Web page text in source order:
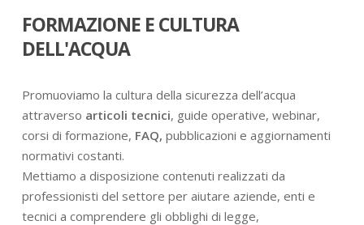
FORMAZIONE E CULTURA
DELL'ACQUA
Promuoviamo la cultura della sicurezza dell’acqua
attraverso articoli tecnici, guide operative, webinar,
corsi di formazione, FAQ, pubblicazioni e aggiornamenti
normativi costanti.
Mettiamo a disposizione contenuti realizzati da
professionisti del settore per aiutare aziende, enti e
tecnici a comprendere gli obblighi di legge,